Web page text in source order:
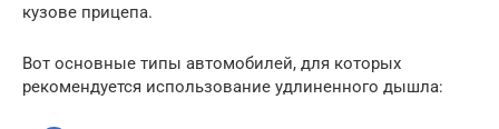
кузове прицепа.
Вот основные типы автомобилей, для которых
рекомендуется использование удлиненного дышла: